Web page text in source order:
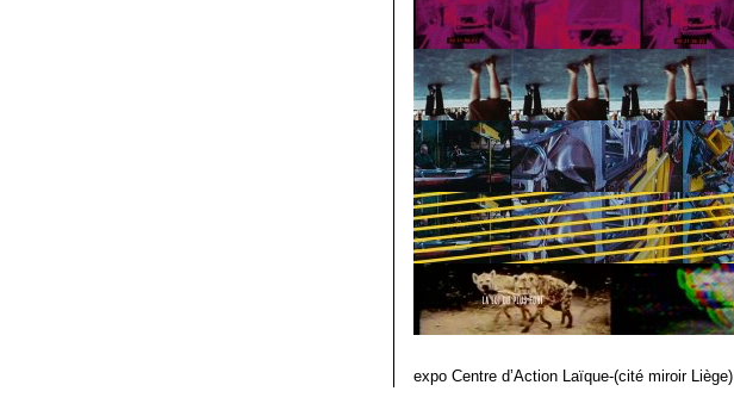
expo Centre d’Action Laïque-(cité miroir Liège)